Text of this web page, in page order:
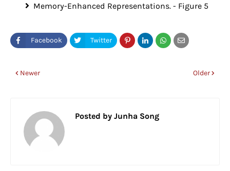
Memory-Enhanced Representations. - Figure 5
Newer Older
Posted by Junha Song